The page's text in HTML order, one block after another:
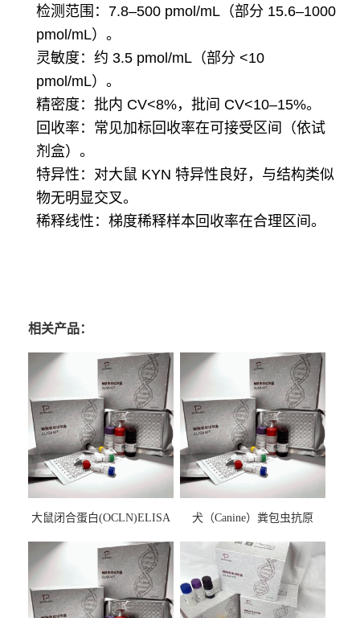
检测范围：7.8–500 pmol/mL（部分 15.6–1000
pmol/mL）。
灵敏度：约 3.5 pmol/mL（部分 <10
pmol/mL）。
精密度：批内 CV<8%，批间 CV<10–15%。
回收率：常见加标回收率在可接受区间（依试
剂盒）。
特异性：对大鼠 KYN 特异性良好，与结构类似
物无明显交叉。
稀释线性：梯度稀释样本回收率在合理区间。
相关产品：
大鼠闭合蛋白(OCLN)ELISA
犬（Canine）粪包虫抗原